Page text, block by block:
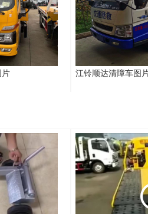
片 江铃顺达清障车图